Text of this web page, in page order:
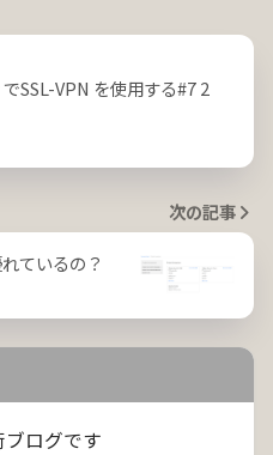
SSL-VPN を使用する#7 2
次の記事
ているの？
ログです